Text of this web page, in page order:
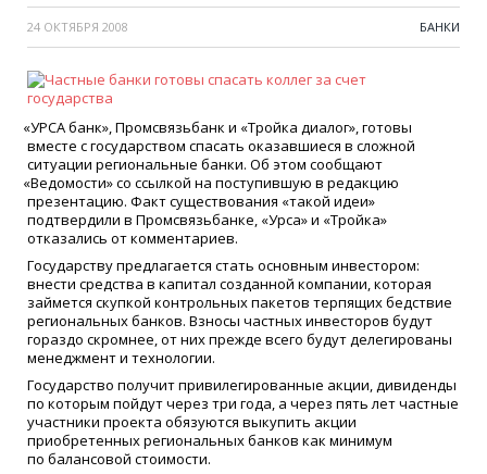
24 ОКТЯБРЯ 2008 БАНКИ
«УРСА банк», Промсвязьбанк и «Тройка диалог», готовы
вместе с государством спасать оказавшиеся в сложной
ситуации региональные банки. Об этом сообщают
«Ведомости» со ссылкой на поступившую в редакцию
презентацию. Факт существования «такой идеи»
подтвердили в Промсвязьбанке, «Урса» и «Тройка»
отказались от комментариев.
Государству предлагается стать основным инвестором:
внести средства в капитал созданной компании, которая
займется скупкой контрольных пакетов терпящих бедствие
региональных банков. Взносы частных инвесторов будут
гораздо скромнее, от них прежде всего будут делегированы
менеджмент и технологии.
Государство получит привилегированные акции, дивиденды
по которым пойдут через три года, а через пять лет частные
участники проекта обязуются выкупить акции
приобретенных региональных банков как минимум
по балансовой стоимости.